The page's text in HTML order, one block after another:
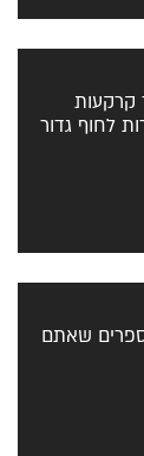
קרקעות
לחוף גדור
שאתם